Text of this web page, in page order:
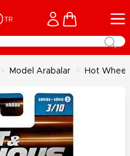
TR Cart
> Model Arabalar > Hot